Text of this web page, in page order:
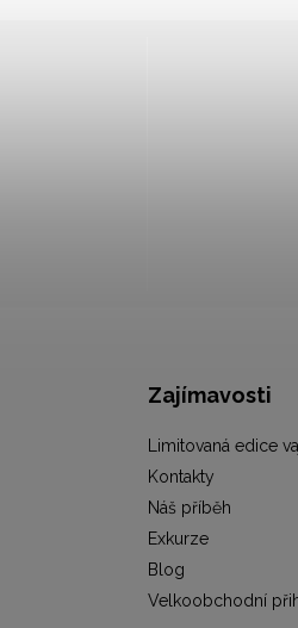
Zajímavosti
Limitovaná edice
Kontakty
Náš příběh
Exkurze
Blog
Velkoobchodní